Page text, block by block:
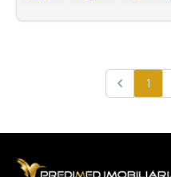
Previous
1